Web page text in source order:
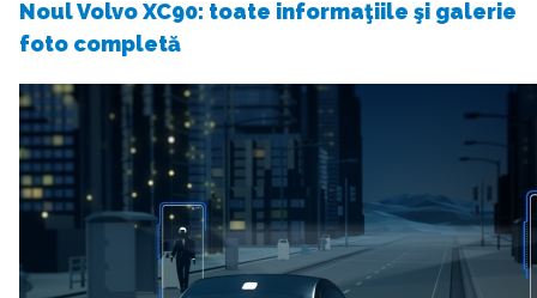
Noul Volvo XC90: toate informaţiile şi galerie
foto completă